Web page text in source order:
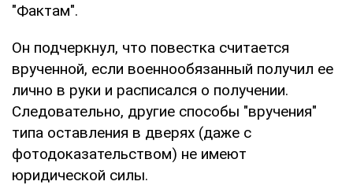
"Фактам".
Он подчеркнул, что повестка считается
врученной, если военнообязанный получил ее
лично в руки и расписался о получении.
Следовательно, другие способы "вручения"
типа оставления в дверях (даже с
фотодоказательством) не имеют
юридической силы.